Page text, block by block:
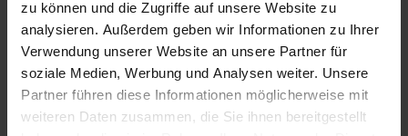
zu können und die Zugriffe auf unsere Website zu
analysieren. Außerdem geben wir Informationen zu Ihrer
Verwendung unserer Website an unsere Partner für
soziale Medien, Werbung und Analysen weiter. Unsere
Partner führen diese Informationen möglicherweise mit
weiteren Daten zusammen, die Sie ihnen bereitgestellt